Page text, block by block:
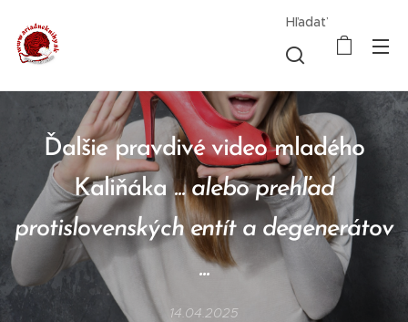
Hľadať
Ďalšie pravdivé video mladého
Kaliňáka... alebo prehľad
protislovenských entít a degenerátov
...
14.04.2025